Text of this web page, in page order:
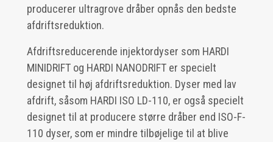
producerer ultragrove dråber opnås den bedste
afdriftsreduktion.
Afdriftsreducerende injektordyser som HARDI
MINIDRIFT og HARDI NANODRIFT er specielt
designet til høj afdriftsreduktion. Dyser med lav
afdrift, såsom HARDI ISO LD-110, er også specielt
designet til at producere større dråber end ISO-F-
110 dyser, som er mindre tilbøjelige til at blive